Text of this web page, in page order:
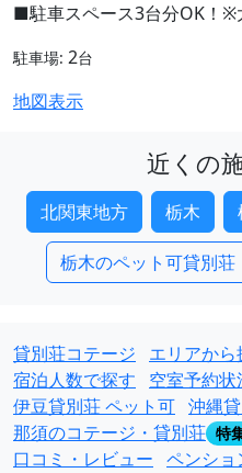
■駐車スペース3台分OK！※
駐車場: 2台
地図表示
近くの
北関東地方 栃木
栃木のペット可貸別荘
貸別荘コテージ エリアから
宿泊人数で探す
空室予約状
伊豆貸別荘 ペット可 沖縄
那須のコテージ・貸別荘 特
口コミ・レビュー ペンショ